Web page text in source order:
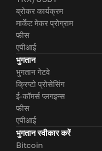
ब्रोकर कार्यक्रम
मार्केट मेकर प्रोग्राम
फीस
एपीआई
भुगतान
भुगतान गेटवे
क्रिप्टो प्रोसेसिंग
ई-कॉमर्स प्लगइन्स
फीस
एपीआई
भुगतान स्वीकार करें
Bitcoin